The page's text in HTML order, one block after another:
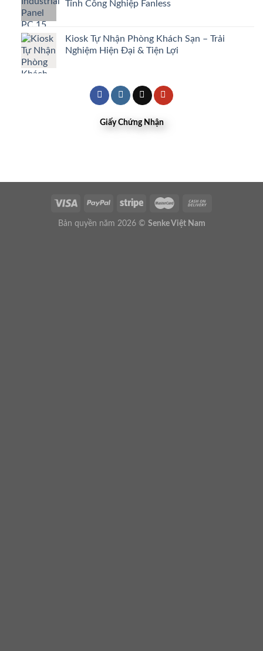
Tính Công Nghiệp Fanless
Kiosk Tự Nhận Phòng Khách Sạn – Trải
Nghiệm Hiện Đại & Tiện Lợi
Giấy Chứng Nhận
Bản quyền năm 2026 © Senke Việt Nam